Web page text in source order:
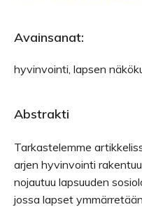
Avainsanat:
hyvinvointi, lapsen
Abstrakti
Tarkastelemme
arjen hyvinvointi
nojautuu lapsuuden
jossa lapset